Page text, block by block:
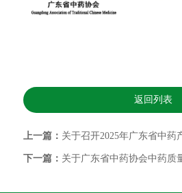
返回列表
上一篇： 关于召开2025年广东省中药产业高
下一篇： 关于广东省中药协会中药质量控制与标准